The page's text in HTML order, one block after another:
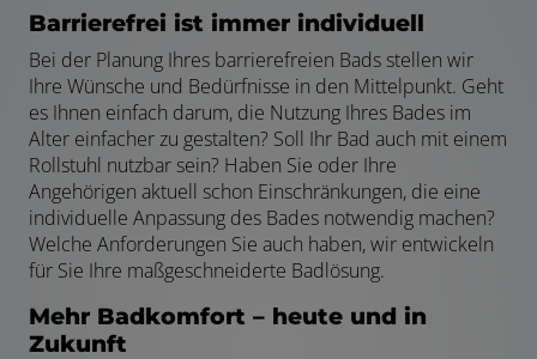
Barrierefrei ist immer individuell
Bei der Planung Ihres barrierefreien Bads stellen wir
Ihre Wünsche und Bedürfnisse in den Mittelpunkt. Geht
es Ihnen einfach darum, die Nutzung Ihres Bades im
Alter einfacher zu gestalten? Soll Ihr Bad auch mit einem
Rollstuhl nutzbar sein? Haben Sie oder Ihre
Angehörigen aktuell schon Einschränkungen, die eine
individuelle Anpassung des Bades notwendig machen?
Welche Anforderungen Sie auch haben, wir entwickeln
für Sie Ihre maßgeschneiderte Badlösung.
Mehr Badkomfort – heute und in
Zukunft